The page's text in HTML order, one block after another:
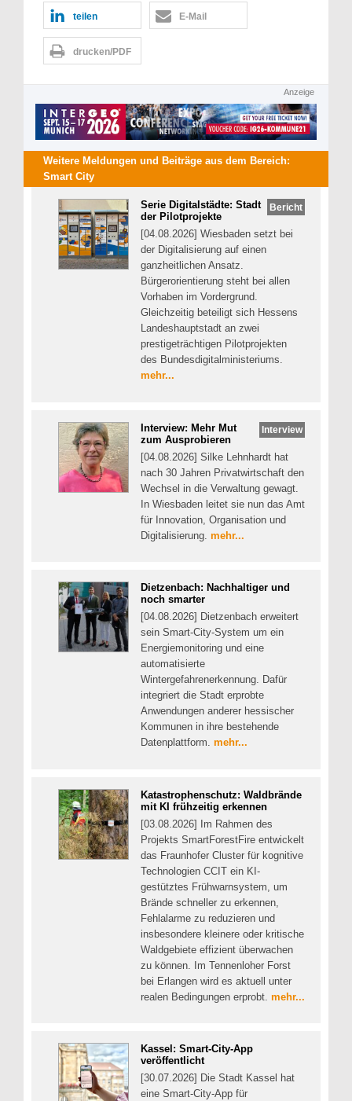
teilen E-Mail
drucken/PDF
Anzeige
Weitere Meldungen und Beiträge aus dem Bereich:
Smart City
Bericht
Serie Digitalstädte: Stadt
der Pilotprojekte
[04.08.2026] Wiesbaden setzt bei
der Digitalisierung auf einen
ganzheitlichen Ansatz.
Bürgerorientierung steht bei allen
Vorhaben im Vordergrund.
Gleichzeitig beteiligt sich Hessens
Landeshauptstadt an zwei
prestigeträchtigen Pilotprojekten
des Bundesdigitalministeriums.
mehr...
Interview
Interview: Mehr Mut
zum Ausprobieren
[04.08.2026] Silke Lehnhardt hat
nach 30 Jahren Privatwirtschaft den
Wechsel in die Verwaltung gewagt.
In Wiesbaden leitet sie nun das Amt
für Innovation, Organisation und
Digitalisierung. mehr...
Dietzenbach: Nachhaltiger und
noch smarter
[04.08.2026] Dietzenbach erweitert
sein Smart-City-System um ein
Energiemonitoring und eine
automatisierte
Wintergefahrenerkennung. Dafür
integriert die Stadt erprobte
Anwendungen anderer hessischer
Kommunen in ihre bestehende
Datenplattform. mehr...
Katastrophenschutz: Waldbrände
mit KI frühzeitig erkennen
[03.08.2026] Im Rahmen des
Projekts SmartForestFire entwickelt
das Fraunhofer Cluster für kognitive
Technologien CCIT ein KI-
gestütztes Frühwarnsystem, um
Brände schneller zu erkennen,
Fehlalarme zu reduzieren und
insbesondere kleinere oder kritische
Waldgebiete effizient überwachen
zu können. Im Tennenloher Forst
bei Erlangen wird es aktuell unter
realen Bedingungen erprobt. mehr...
Kassel: Smart-City-App
veröffentlicht
[30.07.2026] Die Stadt Kassel hat
eine Smart-City-App für